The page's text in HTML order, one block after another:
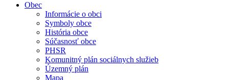
Obec
Informácie o obci
Symboly obce
História obce
Súčasnosť obce
PHSR
Komunitný plán sociálnych služieb
Územný plán
Mapa